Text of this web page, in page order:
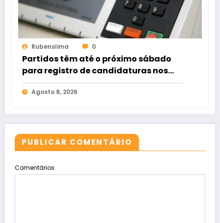
Rubenslima 0
Partidos têm até o próximo sábado
para registro de candidaturas nos
tribunais
Agosto 8, 2026
PUBLICAR COMENTÁRIO
Comentários